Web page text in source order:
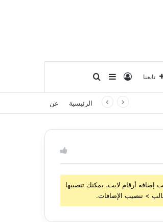
تابعنا تسجيل الدخول
إضافة عمود جانبي
الرئيسية عن
إضافة أرقام لايت، يمكنك تنصيبها
> تنصيب الإضافات.